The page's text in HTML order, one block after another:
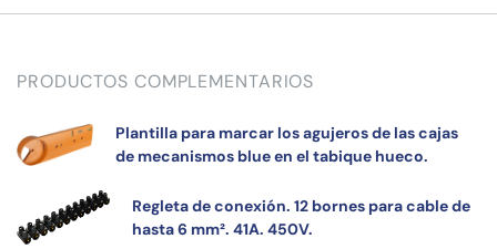
PRODUCTOS COMPLEMENTARIOS
Plantilla para marcar los agujeros de las cajas
de mecanismos blue en el tabique hueco.
Regleta de conexión. 12 bornes para cable de
hasta 6 mm². 41A. 450V.